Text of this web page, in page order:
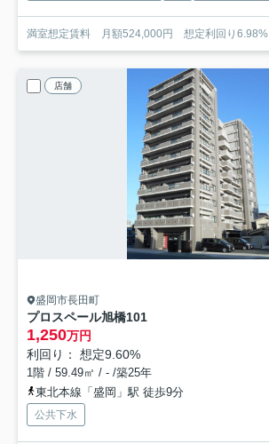
満室想定賃料 月額524,000円 想定利回り6.98%
店舗
盛岡市長田町
プロスペール旭橋101
1,250万円
利回り： 想定9.60%
1階 / 59.49㎡ / - /築25年
東北本線「盛岡」駅 徒歩9分
公共下水